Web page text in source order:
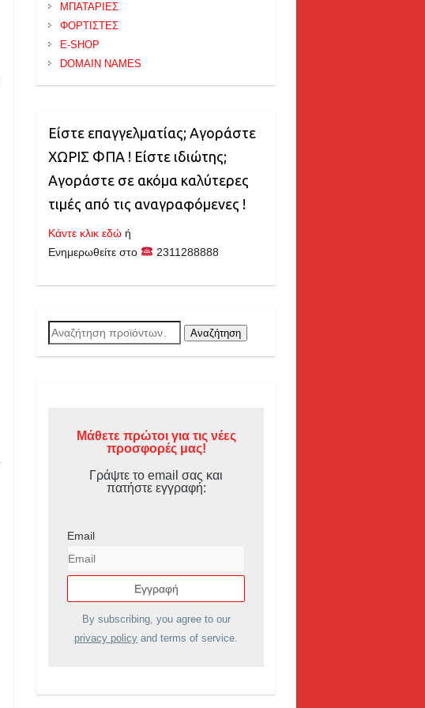
ΜΠΑΤΑΡΙΕΣ
ΦΟΡΤΙΣΤΕΣ
E-SHOP
DOMAIN NAMES
Είστε επαγγελματίας; Αγοράστε
ΧΩΡΙΣ ΦΠΑ ! Είστε ιδιώτης;
Αγοράστε σε ακόμα καλύτερες
τιμές από τις αναγραφόμενες !
Κάντε κλικ εδώ ή
Ενημερωθείτε στο
2311288888
Αναζήτηση
για:
Αναζήτηση
Μάθετε πρώτοι για τις νέες
προσφορές μας!
Γράψτε το email σας και
πατήστε εγγραφή:
Email
By subscribing, you agree to our
privacy policy and terms of service.